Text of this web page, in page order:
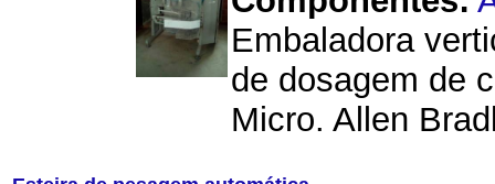
Embaladora
de dosagem de
Micro. Allen